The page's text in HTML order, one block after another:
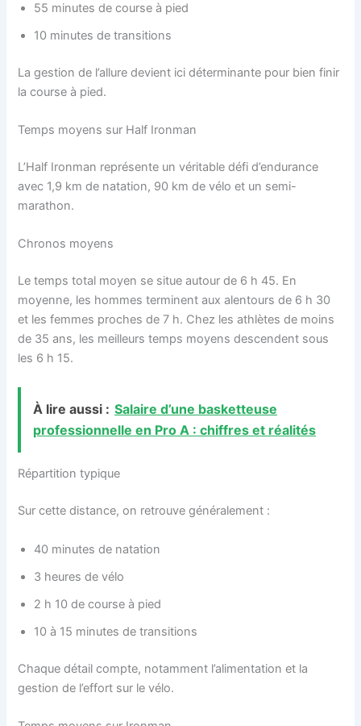
55 minutes de course à pied
10 minutes de transitions
La gestion de l’allure devient ici déterminante pour bien finir
la course à pied.
Temps moyens sur Half Ironman
L’Half Ironman représente un véritable défi d’endurance
avec 1,9 km de natation, 90 km de vélo et un semi-
marathon.
Chronos moyens
Le temps total moyen se situe autour de 6 h 45. En
moyenne, les hommes terminent aux alentours de 6 h 30
et les femmes proches de 7 h. Chez les athlètes de moins
de 35 ans, les meilleurs temps moyens descendent sous
les 6 h 15.
À lire aussi : Salaire d’une basketteuse
professionnelle en Pro A : chiffres et réalités
Répartition typique
Sur cette distance, on retrouve généralement :
40 minutes de natation
3 heures de vélo
2 h 10 de course à pied
10 à 15 minutes de transitions
Chaque détail compte, notamment l’alimentation et la
gestion de l’effort sur le vélo.